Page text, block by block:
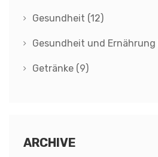
Gesundheit (12)
Gesundheit und Ernährung
Getränke (9)
ARCHIVE